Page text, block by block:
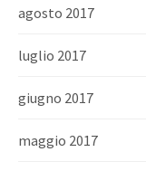
agosto 2017
luglio 2017
giugno 2017
maggio 2017